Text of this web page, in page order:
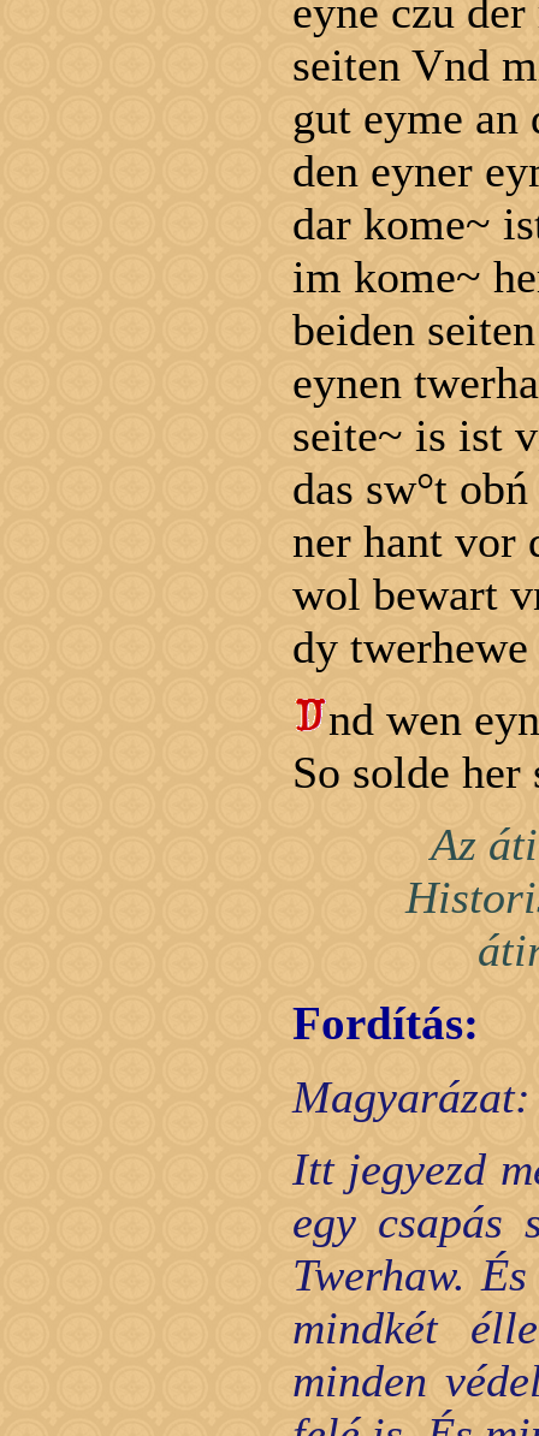
eyne czu
seiten Vnd
gut eyme an
den eyner
dar kome~
im kome~
beiden
eynen
seite~ is ist
das sw°t
ner hant vor
wol bewart
dy
nd wen
So solde
Az
Fordítás:
Magyarázat:
Itt jegyezd
egy csapás
Twerhaw.
mindkét
minden